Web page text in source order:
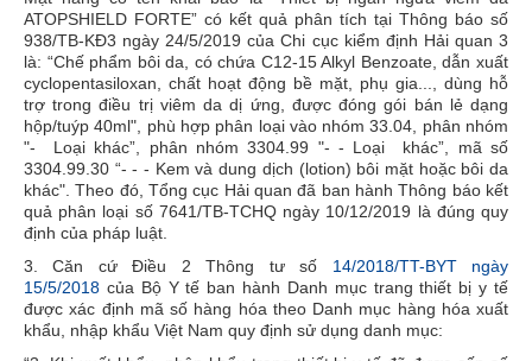
ATOPSHIELD FORTE” có kết quả phân tích tại Thông báo số
938/TB-KĐ3 ngày 24/5/2019 của Chi cục kiểm định Hải quan 3
là: “Chế phẩm bôi da, có chứa C12-15 Alkyl Benzoate, dẫn xuất
cyclopentasiloxan, chất hoạt động bề mặt, phụ gia..., dùng hỗ
trợ trong điều trị viêm da dị ứng, được đóng gói bán lẻ dạng
hộp/tuýp 40ml",
phù hợp phân loại vào nhóm 33.04, phân nhóm
"- Loại khác”, phân nhóm 3304.99 "- - Loại khác”, mã số
3304.99.30 “- - - Kem và dung dịch (lotion) bôi mặt hoặc bôi da
khác".Theo đó, Tổng cục Hải quan đã ban hành Thông báo kết
quả phân loại số 7641/TB-TCHQ ngày 10/12/2019 là đúng quy
định của pháp luật.
3. Căn cứ Điều 2 Thông tư số 14/2018/TT-BYT ngày
15/5/2018 của Bộ Y tế ban hành Danh mục trang thiết bị y tế
được xác định mã số hàng hóa theo Danh mục hàng hóa xuất
khẩu, nhập khẩu Việt Nam quy định sử dụng danh mục: